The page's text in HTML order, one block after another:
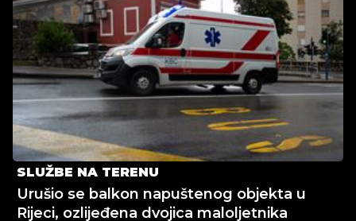
SLUŽBE NA TERENU
Urušio se balkon napuštenog objekta u
Rijeci, ozlijeđena dvojica maloljetnika